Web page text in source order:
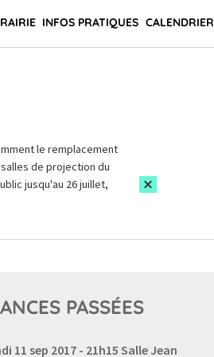
INFOS PRATIQUES CALENDRIER
le remplacement
de projection du
jusqu'au 26 juillet,
PASSÉES
11 sep 2017 - 21h15 Salle Jean